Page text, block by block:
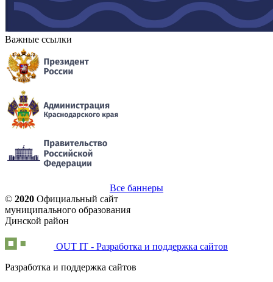
Важные ссылки
Все баннеры
© 2020 Официальный сайт
муниципального образования
Динской район
OUT IT - Разработка и поддержка сайтов
Разработка и поддержка сайтов